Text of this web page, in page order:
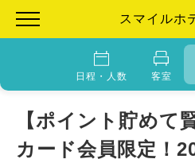
スマイルホ
日程・人数 客室
【ポイント貯めて
カード会員限定！